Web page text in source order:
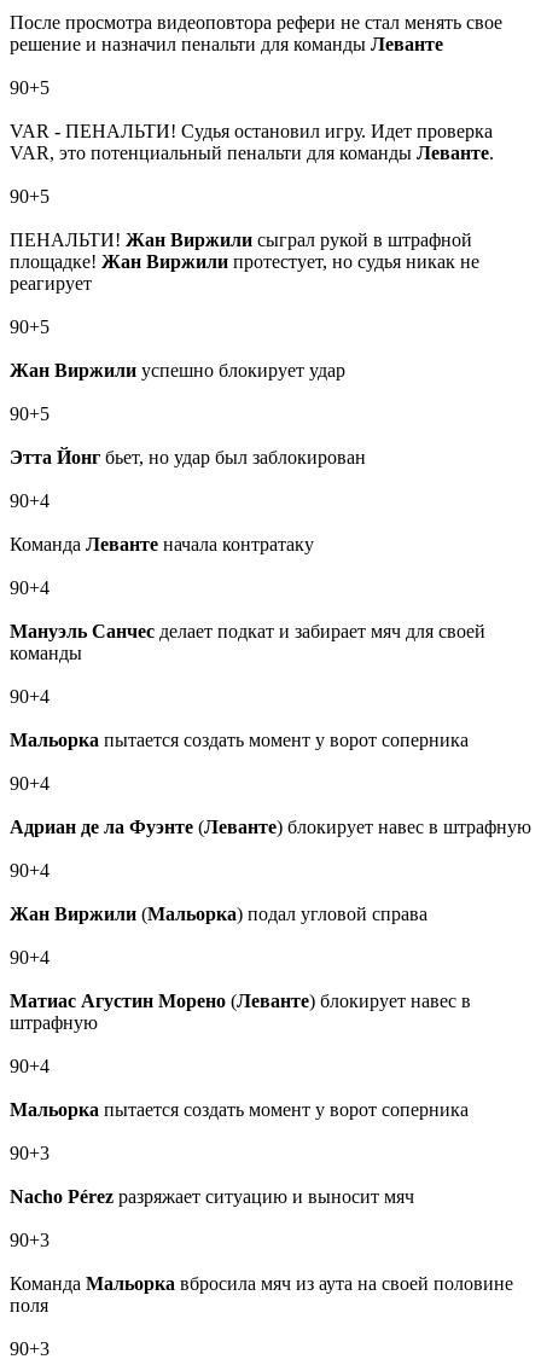
После просмотра видеоповтора рефери не стал менять свое
решение и назначил пенальти для команды Леванте
90+5
VAR - ПЕНАЛЬТИ! Судья остановил игру. Идет проверка
VAR, это потенциальный пенальти для команды Леванте.
90+5
ПЕНАЛЬТИ! Жан Виржили сыграл рукой в штрафной
площадке! Жан Виржили протестует, но судья никак не
реагирует
90+5
Жан Виржили успешно блокирует удар
90+5
Этта Йонг бьет, но удар был заблокирован
90+4
Команда Леванте начала контратаку
90+4
Мануэль Санчес делает подкат и забирает мяч для своей
команды
90+4
Мальорка пытается создать момент у ворот соперника
90+4
Адриан де ла Фуэнте (Леванте) блокирует навес в штрафную
90+4
Жан Виржили (Мальорка) подал угловой справа
90+4
Матиас Агустин Морено (Леванте) блокирует навес в
штрафную
90+4
Мальорка пытается создать момент у ворот соперника
90+3
Nacho Pérez разряжает ситуацию и выносит мяч
90+3
Команда Мальорка вбросила мяч из аута на своей половине
поля
90+3